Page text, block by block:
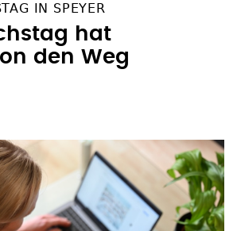
IN SPEYER
hat
den Weg